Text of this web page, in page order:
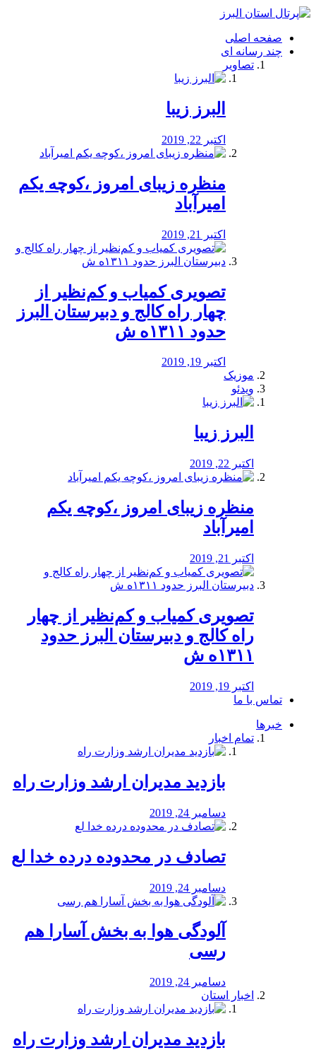
فصد
شرق
تهران
خشکشویی
صفحه اصلی
چند رسانه ای
تصاویر
البرز زیبا
اکتبر 22, 2019
منظره‌‌ زیبای امروز ،کوچه یکم
امیرآباد
اکتبر 21, 2019
️تصویری کمیاب و کم‌نظیر از
چهار راه كالج و دبيرستان البرز
حدود ۱۳۱۱ه ش
اکتبر 19, 2019
موزیک
ویدئو
البرز زیبا
اکتبر 22, 2019
منظره‌‌ زیبای امروز ،کوچه یکم
امیرآباد
اکتبر 21, 2019
️تصویری کمیاب و کم‌نظیر از چهار
راه كالج و دبيرستان البرز حدود
۱۳۱۱ه ش
اکتبر 19, 2019
تماس با ما
خبرها
تمام اخبار
بازدید مدیران ارشد وزارت راه
دسامبر 24, 2019
تصادف در محدوده درده خدا لع
دسامبر 24, 2019
آلودگی هوا به بخش آسارا هم
رسی
دسامبر 24, 2019
اخبار استان
بازدید مدیران ارشد وزارت راه